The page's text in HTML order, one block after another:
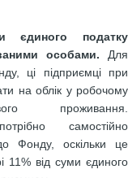
єдиного податку
особами.
Для
ці підприємці при
на облік у робочому
проживання.
самостійно
Фонду, оскільки це
11% від суми єдиного